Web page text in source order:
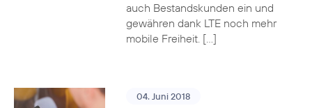
auch Bestandskunden ein und
gewähren dank LTE noch mehr
mobile Freiheit. […]
04. Juni 2018